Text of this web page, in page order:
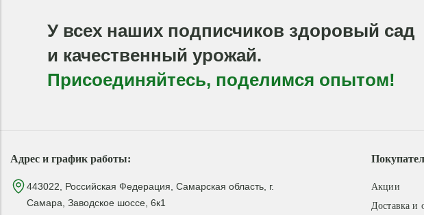
У всех наших подписчиков здоровый сад
и качественный урожай.
Присоединяйтесь, поделимся опытом!
Адрес и график работы:
443022, Российская Федерация, Самарская область, г.
Самара, Заводское шоссе, 6к1
Акции
Доставка и